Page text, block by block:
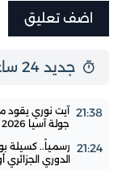
جديد 24 ساعة
21:38 آيت نوري يقود
جولة آسيا 2026
21:24 رسمياً.. كسيلة
الدوري